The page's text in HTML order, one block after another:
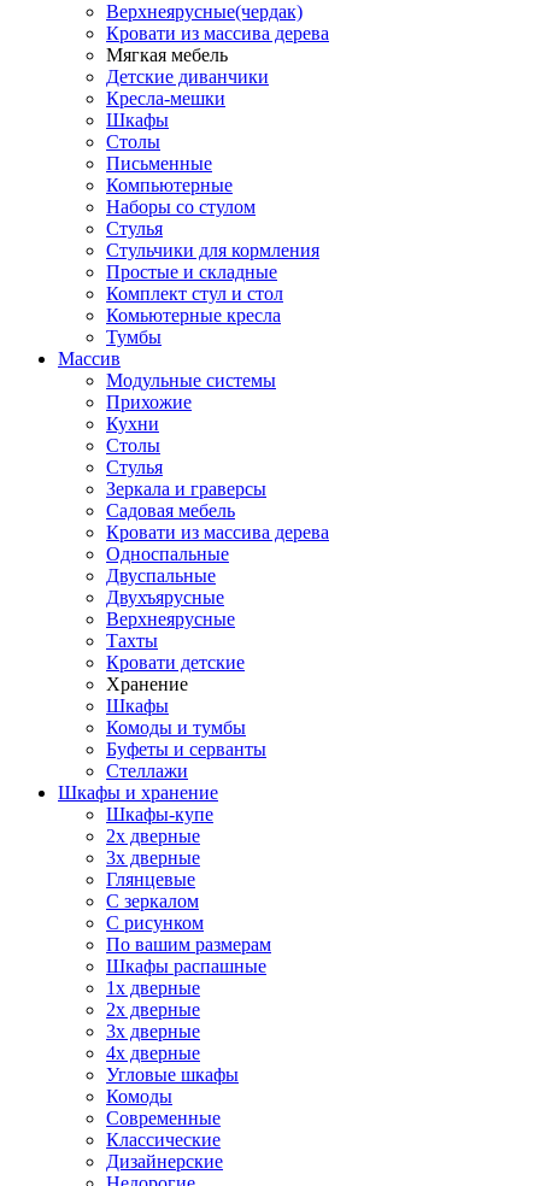
Верхнеярусные(чердак)
Кровати из массива дерева
Мягкая мебель
Детские диванчики
Кресла-мешки
Шкафы
Столы
Письменные
Компьютерные
Наборы со стулом
Стулья
Стульчики для кормления
Простые и складные
Комплект стул и стол
Комьютерные кресла
Тумбы
Массив
Модульные системы
Прихожие
Кухни
Столы
Стулья
Зеркала и граверсы
Садовая мебель
Кровати из массива дерева
Односпальные
Двуспальные
Двухъярусные
Верхнеярусные
Тахты
Кровати детские
Хранение
Шкафы
Комоды и тумбы
Буфеты и серванты
Стеллажи
Шкафы и хранение
Шкафы-купе
2х дверные
3х дверные
Глянцевые
С зеркалом
С рисунком
По вашим размерам
Шкафы распашные
1х дверные
2х дверные
3х дверные
4х дверные
Угловые шкафы
Комоды
Современные
Классические
Дизайнерские